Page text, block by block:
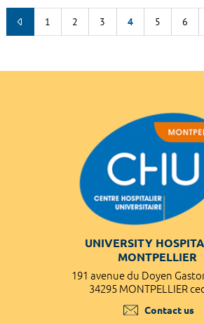
1 2 3 4 5 6
UNIVERSITY
MONTPELLIER
191 avenue du Doyen
34295 MONTPELLIER
Contact us